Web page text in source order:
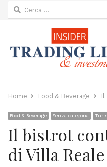
Ricerca
per:
Home Food & Beverage Il
Food & Beverage Senza categoria
Il bistrot
di Villa Reale